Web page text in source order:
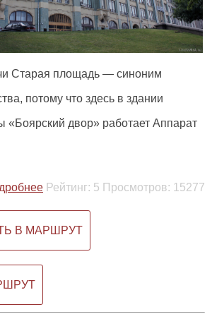
Старая площадь — синоним
потому что здесь в здании
«Боярский двор» работает Аппарат
Рейтинг: 5 Просмотров: 15277
В МАРШРУТ